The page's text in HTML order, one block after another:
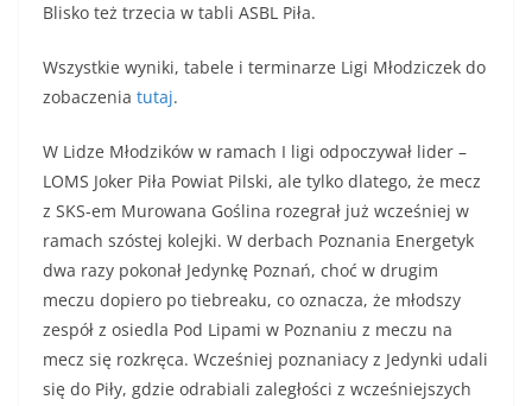
Blisko też trzecia w tabli ASBL Piła.
Wszystkie wyniki, tabele i terminarze Ligi Młodziczek do
zobaczenia tutaj.
W Lidze Młodzików w ramach I ligi odpoczywał lider –
LOMS Joker Piła Powiat Pilski, ale tylko dlatego, że mecz
z SKS-em Murowana Goślina rozegrał już wcześniej w
ramach szóstej kolejki. W derbach Poznania Energetyk
dwa razy pokonał Jedynkę Poznań, choć w drugim
meczu dopiero po tiebreaku, co oznacza, że młodszy
zespół z osiedla Pod Lipami w Poznaniu z meczu na
mecz się rozkręca. Wcześniej poznaniacy z Jedynki udali
się do Piły, gdzie odrabiali zaległości z wcześniejszych